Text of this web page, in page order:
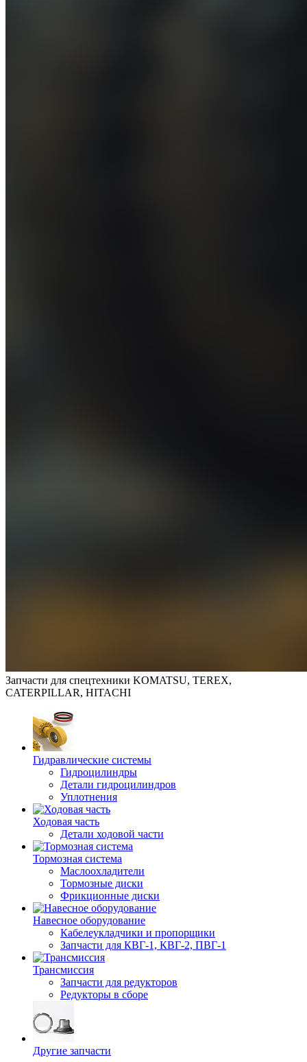
Запчасти для спецтехники KOMATSU, TEREX,
CATERPILLAR, HITACHI
Гидравлические системы
Гидроцилиндры
Детали гидроцилиндров
Уплотнения
Ходовая часть
Детали ходовой части
Тормозная система
Маслоохладители
Тормозные диски
Фрикционные диски
Навесное оборудование
Кабелеукладчики и пропорщики
Запчасти для КВГ-1, КВГ-2, ПВГ-1
Трансмиссия
Запчасти для редукторов
Редукторы в сборе
Другие запчасти